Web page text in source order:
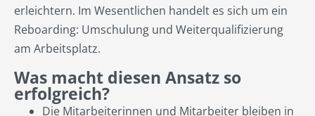
erleichtern. Im Wesentlichen handelt es sich um ein
Reboarding: Umschulung und Weiterqualifizierung
am Arbeitsplatz.
Was macht diesen Ansatz so
erfolgreich?
Die Mitarbeiterinnen und Mitarbeiter bleiben in